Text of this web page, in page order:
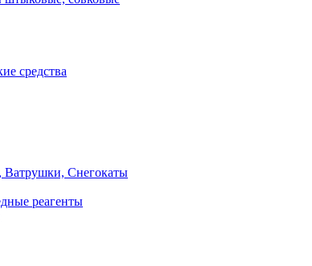
средства
Ватрушки, Снегокаты
реагенты